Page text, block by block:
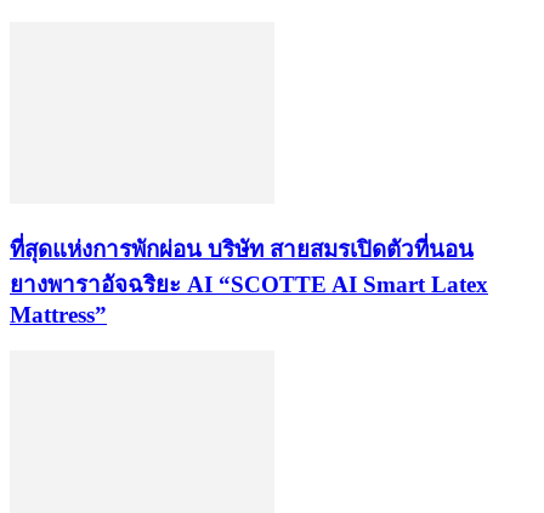
ที่สุดแห่งการพักผ่อน บริษัท สายสมรเปิดตัวที่นอน
ยางพาราอัจฉริยะ AI “SCOTTE AI Smart Latex
Mattress”